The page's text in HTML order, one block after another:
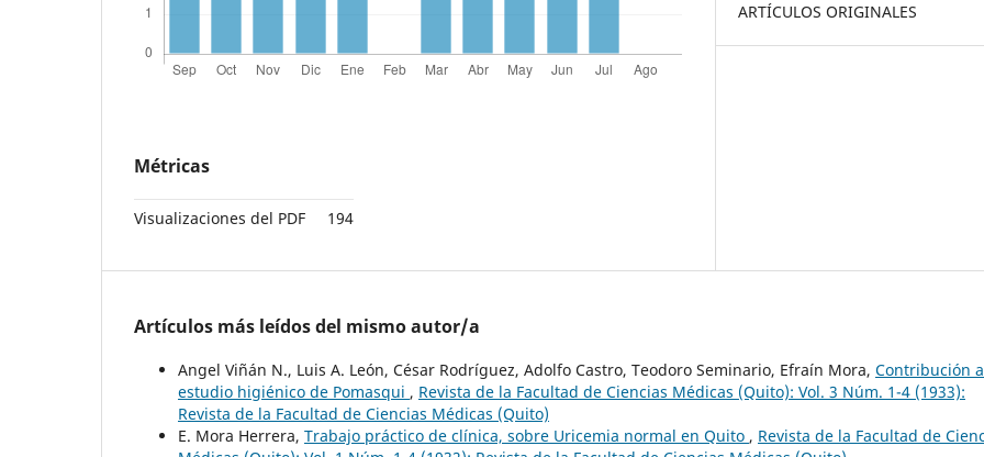
Métricas
Visualizaciones del PDF 194
ARTÍCULOS ORIGINALES
Artículos más leídos del mismo autor/a
Angel Viñán N., Luis A. León, César Rodríguez, Adolfo Castro, Teodoro Seminario, Efraín Mora, Contribución
estudio higiénico de Pomasqui , Revista de la Facultad de Ciencias Médicas (Quito): Vol. 3 Núm. 1-4 (1933):
Revista de la Facultad de Ciencias Médicas (Quito)
E. Mora Herrera, Trabajo práctico de clínica, sobre Uricemia normal en Quito , Revista de la Facultad de